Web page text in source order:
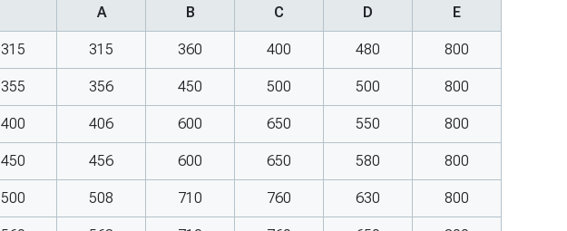
A B C D E
315 315 360 400 480 800
355 356 450 500 500 800
400 406 600 650 550 800
450 456 600 650 580 800
500 508 710 760 630 800